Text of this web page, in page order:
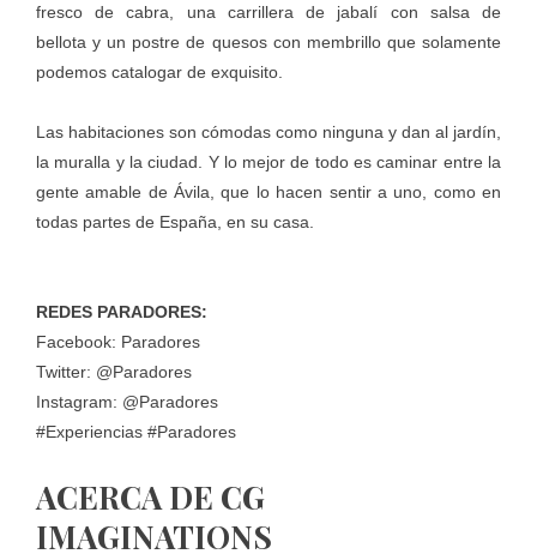
fresco de cabra, una carrillera de jabalí con salsa de
bellota y un postre de quesos con membrillo que solamente
podemos catalogar de exquisito.
Las habitaciones son cómodas como ninguna y dan al jardín,
la muralla y la ciudad. Y lo mejor de todo es caminar entre la
gente amable de Ávila, que lo hacen sentir a uno, como en
todas partes de España, en su casa.
REDES PARADORES:
Facebook: Paradores
Twitter: @Paradores
Instagram: @Paradores
#Experiencias #Paradores
ACERCA DE CG
IMAGINATIONS